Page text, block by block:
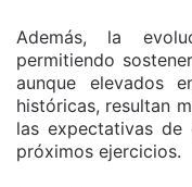
Además, la
permitiendo
aunque elevados
históricas, resultan
las expectativas de
próximos ejercicios.